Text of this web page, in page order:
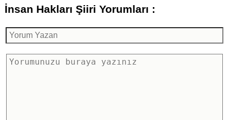
İnsan Hakları Şiiri Yorumları :